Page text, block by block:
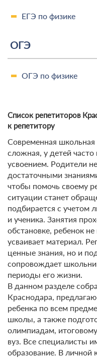
ЕГЭ по физике
ОГЭ
ОГЭ по физике
Список репетиторов
к репетитору
Современная
сложная, у детей
усвоением. Родители
достаточными
чтобы помочь своему
ситуации станет
подбирается с учетом
и ученика. Занятия
обстановке, ребенок
усваивает материал.
ценные знания, но и
сопровождает
периоды его жизни.
В данном разделе
Краснодара,
ребенка по всем
школы, а также
олимпиадам,
вуз. Все специалисты
образование. В личной